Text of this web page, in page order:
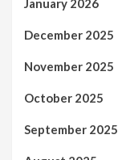
December 2025
November 2025
October 2025
September 2025